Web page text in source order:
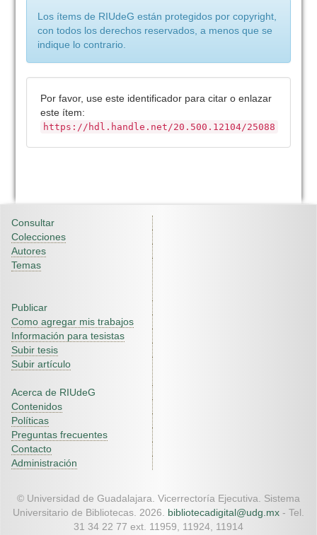
Los ítems de RIUdeG están protegidos por copyright,
con todos los derechos reservados, a menos que se
indique lo contrario.
Por favor, use este identificador para citar o enlazar
este ítem:
https://hdl.handle.net/20.500.12104/25088
Consultar
Colecciones
Autores
Temas
Publicar
Como agregar mis trabajos
Información para tesistas
Subir tesis
Subir artículo
Acerca de RIUdeG
Contenidos
Políticas
Preguntas frecuentes
Contacto
Administración
© Universidad de Guadalajara. Vicerrectoría Ejecutiva. Sistema
Universitario de Bibliotecas. 2026. bibliotecadigital@udg.mx - Tel.
31 34 22 77 ext. 11959, 11924, 11914